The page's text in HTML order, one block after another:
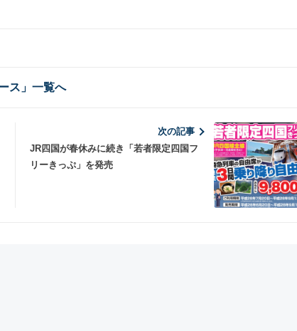
ス」一覧へ
次の記事
JR四国が春休みに続き「若者限定四国フ
リーきっぷ」を発売